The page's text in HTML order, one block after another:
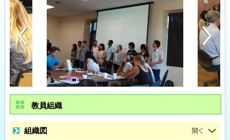
教員組織
組織図